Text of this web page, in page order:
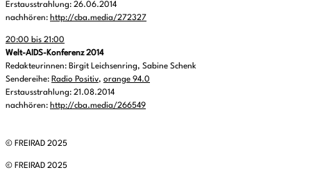
Erstausstrahlung: 26.06.2014
nachhören: http://cba.media/272327
20:00 bis 21:00
Welt-AIDS-Konferenz 2014
Redakteurinnen: Birgit Leichsenring, Sabine Schenk
Sendereihe: Radio Positiv, orange 94.0
Erstausstrahlung: 21.08.2014
nachhören: http://cba.media/266549
© FREIRAD 2025
© FREIRAD 2025